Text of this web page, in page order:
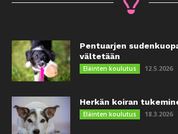
Pentuarjen
vältetään
Eläinten koulutus 12.5.2026
Herkän koiran
Eläinten koulutus 18.3.2026